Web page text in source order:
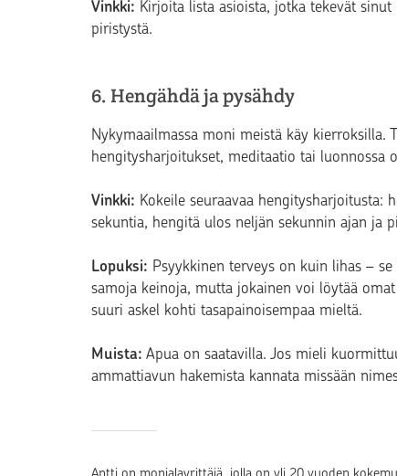
Vinkki: Kirjoita lista asioista, jotka tekevät
piristystä.
6. Hengähdä ja pysähdy
Nykymaailmassa moni meistä käy
hengitysharjoitukset, meditaatio tai luonnossa
Vinkki: Kokeile seuraavaa hengitysharjoitusta:
sekuntia, hengitä ulos neljän sekunnin ajan ja
Lopuksi: Psyykkinen terveys on kuin lihas –
samoja keinoja, mutta jokainen voi löytää
suuri askel kohti tasapainoisempaa mieltä.
Muista: Apua on saatavilla. Jos mieli
ammattiavun hakemista kannata missään